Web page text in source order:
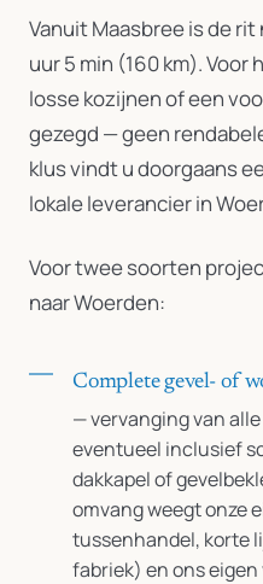
Vanuit Maasbree is de
uur 5 min (160 km).
losse kozijnen of een
gezegd — geen
klus vindt u doorgaans
lokale leverancier in
Voor twee soorten
naar Woerden:
Complete gevel- of
— vervanging van
eventueel inclusief
dakkapel of
omvang weegt onze
tussenhandel, korte
fabriek) en ons